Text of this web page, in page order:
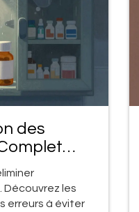
des
les
erreurs à éviter